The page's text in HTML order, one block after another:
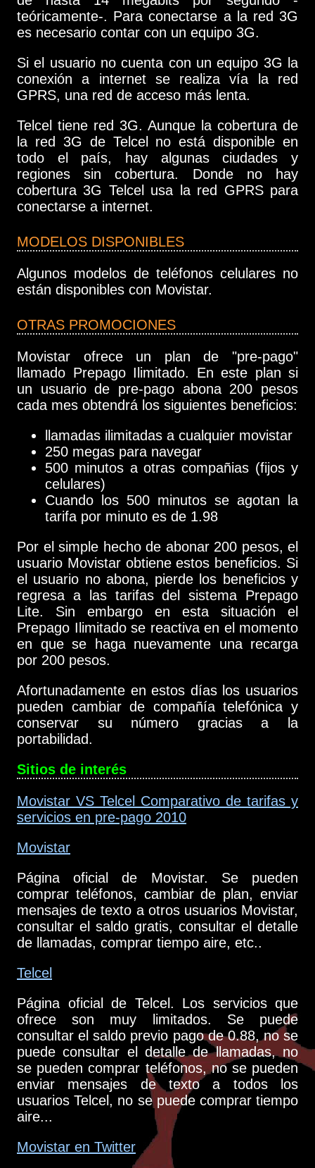
teóricamente-. Para conectarse a la red 3G
es necesario contar con un equipo 3G.
Si el usuario no cuenta con un equipo 3G la
conexión a internet se realiza vía la red
GPRS, una red de acceso más lenta.
Telcel tiene red 3G. Aunque la cobertura de
la red 3G de Telcel no está disponible en
todo el país, hay algunas ciudades y
regiones sin cobertura. Donde no hay
cobertura 3G Telcel usa la red GPRS para
conectarse a internet.
MODELOS DISPONIBLES
Algunos modelos de teléfonos celulares no
están disponibles con Movistar.
OTRAS PROMOCIONES
Movistar ofrece un plan de "pre-pago"
llamado Prepago Ilimitado. En este plan si
un usuario de pre-pago abona 200 pesos
cada mes obtendrá los siguientes beneficios:
llamadas ilimitadas a cualquier movistar
250 megas para navegar
500 minutos a otras compañias (fijos y
celulares)
Cuando los 500 minutos se agotan la
tarifa por minuto es de 1.98
Por el simple hecho de abonar 200 pesos, el
usuario Movistar obtiene estos beneficios. Si
el usuario no abona, pierde los beneficios y
regresa a las tarifas del sistema Prepago
Lite. Sin embargo en esta situación el
Prepago Ilimitado se reactiva en el momento
en que se haga nuevamente una recarga
por 200 pesos.
Afortunadamente en estos días los usuarios
pueden cambiar de compañía telefónica y
conservar su número gracias a la
portabilidad.
Sitios de interés
Movistar VS Telcel Comparativo de tarifas y
servicios en pre-pago 2010
Movistar
Página oficial de Movistar. Se pueden
comprar teléfonos, cambiar de plan, enviar
mensajes de texto a otros usuarios Movistar,
consultar el saldo gratis, consultar el detalle
de llamadas, comprar tiempo aire, etc..
Telcel
Página oficial de Telcel. Los servicios que
ofrece son muy limitados. Se puede
consultar el saldo previo pago de 0.88, no se
puede consultar el detalle de llamadas, no
se pueden comprar teléfonos, no se pueden
enviar mensajes de texto a todos los
usuarios Telcel, no se puede comprar tiempo
aire...
Movistar en Twitter